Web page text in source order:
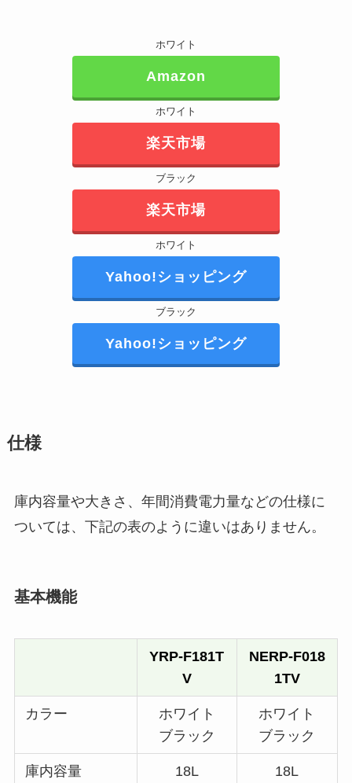
ホワイト
Amazon
ホワイト
楽天市場
ブラック
楽天市場
ホワイト
Yahoo!ショッピング
ブラック
Yahoo!ショッピング
仕様
庫内容量や大きさ、年間消費電力量などの仕様に
ついては、下記の表のように違いはありません。
基本機能
YRP-F181T
V
NERP-F018
1TV
カラー
ホワイト
ブラック
ホワイト
ブラック
庫内容量 18L 18L